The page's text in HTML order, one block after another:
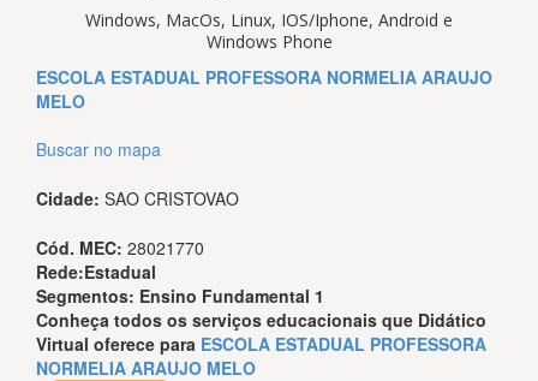
Windows, MacOs, Linux, IOS/Iphone, Android e
Windows Phone
ESCOLA ESTADUAL PROFESSORA NORMELIA ARAUJO
MELO
Buscar no mapa
Cidade: SAO CRISTOVAO
Cód. MEC: 28021770
Rede:Estadual
Segmentos: Ensino Fundamental 1
Conheça todos os serviços educacionais que Didático
Virtual oferece para ESCOLA ESTADUAL PROFESSORA
NORMELIA ARAUJO MELO